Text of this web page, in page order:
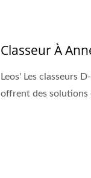
Classeur À
Leos' Les classeurs
offrent des solutions